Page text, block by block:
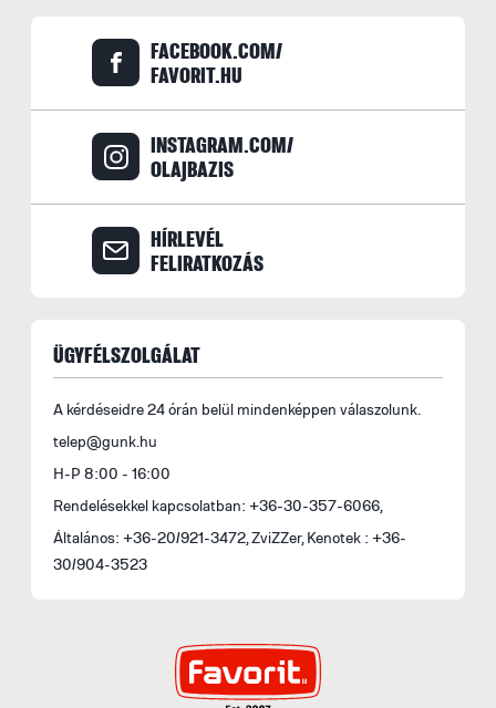
FACEBOOK.COM/
FAVORIT.HU
INSTAGRAM.COM/
OLAJBAZIS
HÍRLEVÉL
FELIRATKOZÁS
ÜGYFÉLSZOLGÁLAT
A kérdéseidre 24 órán belül mindenképpen válaszolunk.
telep@gunk.hu
H-P 8:00 - 16:00
Rendelésekkel kapcsolatban: +36-30-357-6066,
Általános: +36-20/921-3472, ZviZZer, Kenotek : +36-
30/904-3523